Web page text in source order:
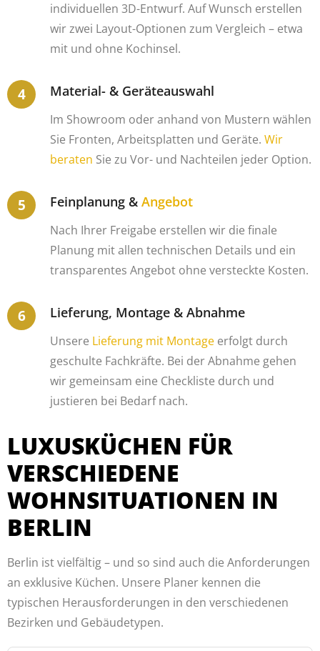
individuellen 3D-Entwurf. Auf Wunsch erstellen
wir zwei Layout-Optionen zum Vergleich – etwa
mit und ohne Kochinsel.
Material- & Geräteauswahl
Im Showroom oder anhand von Mustern wählen
Sie Fronten, Arbeitsplatten und Geräte. Wir
beraten Sie zu Vor- und Nachteilen jeder Option.
Feinplanung & Angebot
Nach Ihrer Freigabe erstellen wir die finale
Planung mit allen technischen Details und ein
transparentes Angebot ohne versteckte Kosten.
Lieferung, Montage & Abnahme
Unsere Lieferung mit Montage erfolgt durch
geschulte Fachkräfte. Bei der Abnahme gehen
wir gemeinsam eine Checkliste durch und
justieren bei Bedarf nach.
LUXUSKÜCHEN FÜR
VERSCHIEDENE
WOHNSITUATIONEN IN
BERLIN
Berlin ist vielfältig – und so sind auch die Anforderungen
an exklusive Küchen. Unsere Planer kennen die
typischen Herausforderungen in den verschiedenen
Bezirken und Gebäudetypen.